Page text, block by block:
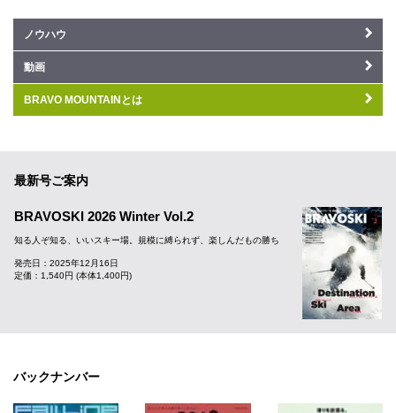
ノウハウ
動画
BRAVO MOUNTAINとは
最新号ご案内
BRAVOSKI 2026 Winter Vol.2
知る人ぞ知る、いいスキー場。規模に縛られず、楽しんだもの勝ち
発売日：2025年12月16日
定価：1,540円 (本体1,400円)
バックナンバー